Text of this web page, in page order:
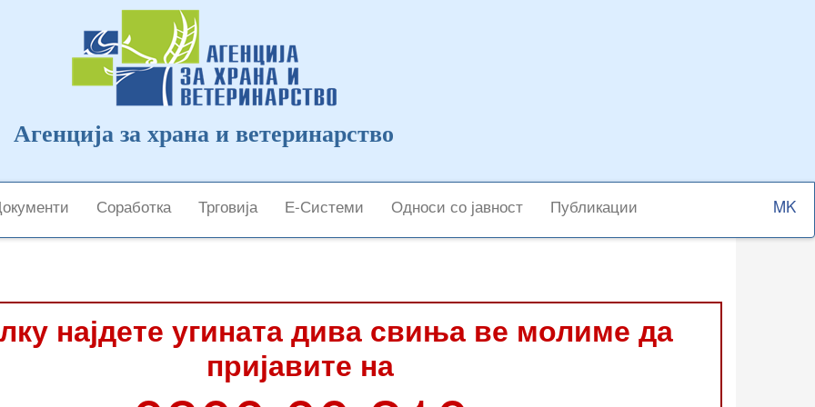
Агенција за храна и ветеринарство
Соработка Трговија Е-Системи Односи со јавност Публикации
Select
your
најдете угината дива свиња ве молиме да
пријавите на